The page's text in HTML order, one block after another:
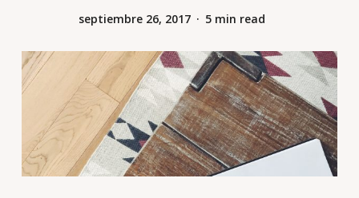
septiembre 26, 2017 5 min read